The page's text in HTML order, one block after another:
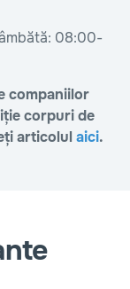
08:00-
companiilor
corpuri de
articolul aici.